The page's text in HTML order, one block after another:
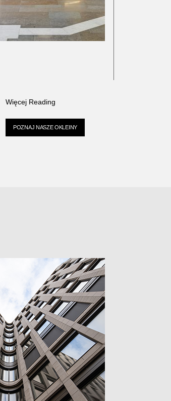
Więcej Reading
POZNAJ NASZE OKLEINY